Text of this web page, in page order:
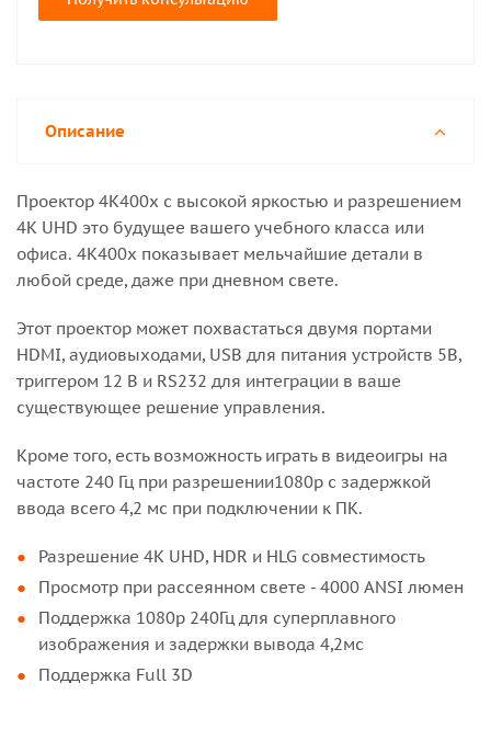
Описание
Проектор 4K400x с высокой яркостью и разрешением
4K UHD это будущее вашего учебного класса или
офиса. 4K400x показывает мельчайшие детали в
любой среде, даже при дневном свете.
Этот проектор может похвастаться двумя портами
HDMI, аудиовыходами, USB для питания устройств 5В,
триггером 12 В и RS232 для интеграции в ваше
существующее решение управления.
Кроме того, есть возможность играть в видеоигры на
частоте 240 Гц при разрешении1080p с задержкой
ввода всего 4,2 мс при подключении к ПК.
Разрешение 4K UHD, HDR и HLG совместимость
Просмотр при рассеянном свете - 4000 ANSI люмен
Поддержка 1080p 240Гц для суперплавного
изображения и задержки вывода 4,2мс
Поддержка Full 3D